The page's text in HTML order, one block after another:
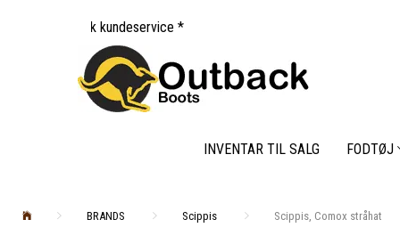
INVENTAR TIL SALG FODTØJ
BRANDS Scippis Scippis, Comox stråhat